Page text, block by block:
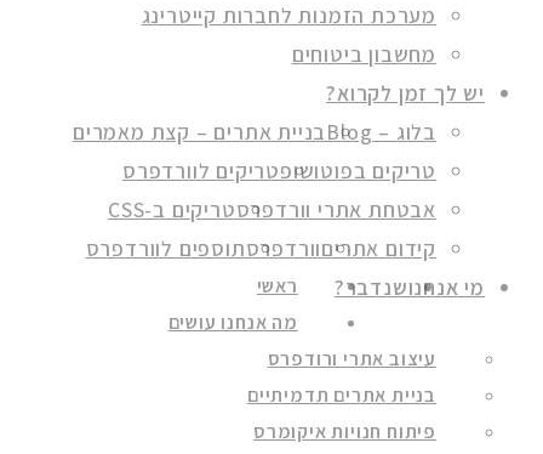
מערכת הזמנות לחברות קייטרינג
מחשבון ביטוחים
יש לך זמן לקרוא?
בלוג – Blog
בניית אתרים – קצת מאמרים
טריקים בפוטושופטריקים לוורדפרס
אבטחת אתרי וורדפרסטריקים ב-CSS
קידום אתריםוורדפרסתוספים לוורדפרס
מי אנחנושנדבר?
ראשי
מה אנחנו עושים
עיצוב אתרי ורודפרס
בניית אתרים תדמיתיים
פיתוח חנויות איקומרס